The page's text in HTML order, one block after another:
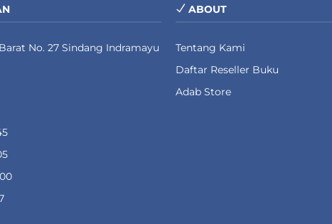
No. 27 Sindang Indramayu
ABOUT
Tentang Kami
Daftar Reseller Buku
Adab Store